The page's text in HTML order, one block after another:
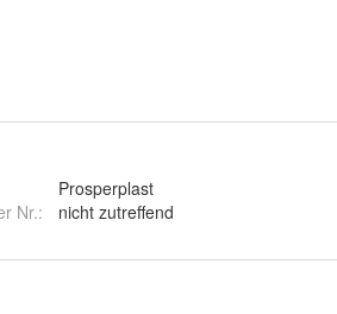
Prosperplast
Nr.:
nicht zutreffend